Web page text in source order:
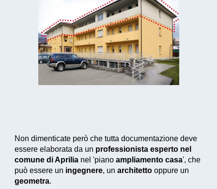
Non dimenticate però che tutta documentazione deve
essere elaborata da un professionista esperto nel
comune di Aprilia nel 'piano ampliamento casa', che
può essere un ingegnere, un architetto oppure un
geometra.